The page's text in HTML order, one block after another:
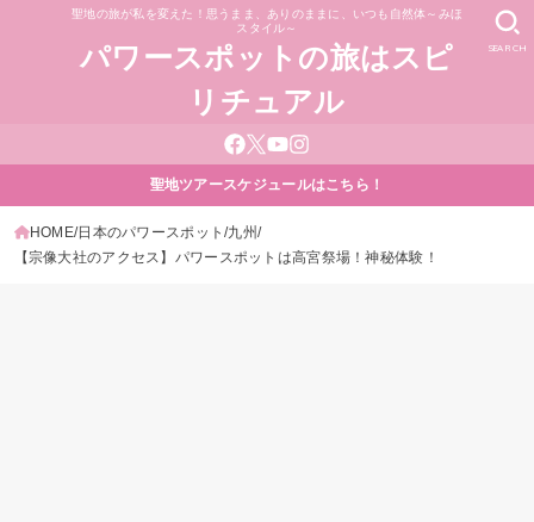
聖地の旅が私を変えた！思うまま、ありのままに、いつも自然体～みほ
スタイル～
パワースポットの旅はスピ
リチュアル
SEARCH
聖地ツアースケジュールはこちら！
HOME 日本のパワースポット 九州
【宗像大社のアクセス】パワースポットは高宮祭場！神秘体験！